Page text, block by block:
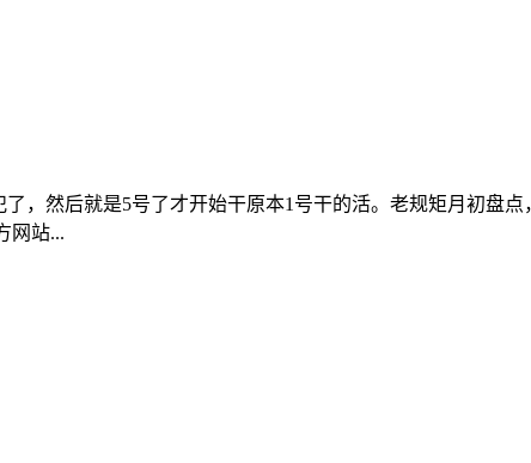
，然后就是5号了才开始干原本1号干的活。老规矩月初盘
网站...